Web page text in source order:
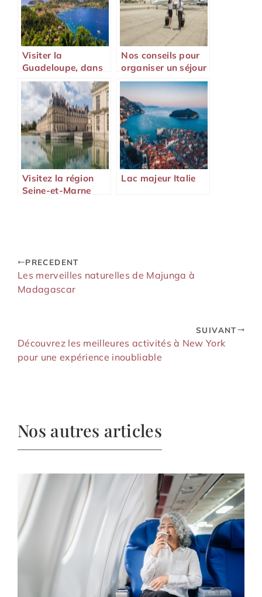
Visiter la
Guadeloupe, dans
les Caraïbes
Françaises
Nos conseils pour
organiser un séjour
au départ de
Nantes
Visitez la région
Seine-et-Marne
Lac majeur Italie
PRECEDENT
Les merveilles naturelles de Majunga à
Madagascar
SUIVANT
Découvrez les meilleures activités à New York
pour une expérience inoubliable
Nos autres articles